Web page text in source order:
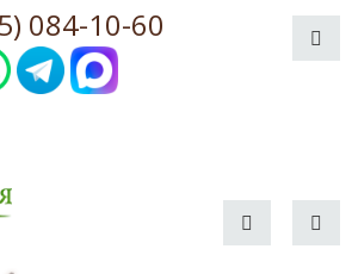
084-10-60